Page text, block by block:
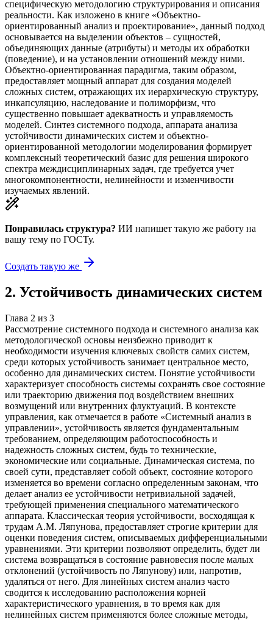
специфическую методологию структурирования и описания
реальности. Как изложено в книге «Объектно-
ориентированный анализ и проектирование», данный подход
основывается на выделении объектов – сущностей,
объединяющих данные (атрибуты) и методы их обработки
(поведение), и на установлении отношений между ними.
Объектно-ориентированная парадигма, таким образом,
предоставляет мощный аппарат для создания моделей
сложных систем, отражающих их иерархическую структуру,
инкапсуляцию, наследование и полиморфизм, что
существенно повышает адекватность и управляемость
моделей. Синтез системного подхода, аппарата анализа
устойчивости динамических систем и объектно-
ориентированной методологии моделирования формирует
комплексный теоретический базис для решения широкого
спектра междисциплинарных задач, где требуется учет
многокомпонентности, нелинейности и изменчивости
изучаемых явлений.
Понравилась структура? ИИ напишет такую же работу на
вашу тему по ГОСТу.
Создать такую же
2. Устойчивость динамических систем
Глава 2 из 3
Рассмотрение системного подхода и системного анализа как
методологической основы неизбежно приводит к
необходимости изучения ключевых свойств самих систем,
среди которых устойчивость занимает центральное место,
особенно для динамических систем. Понятие устойчивости
характеризует способность системы сохранять свое состояние
или траекторию движения под воздействием внешних
возмущений или внутренних флуктуаций. В контексте
управления, как отмечается в работе «Системный анализ в
управлении», устойчивость является фундаментальным
требованием, определяющим работоспособность и
надежность сложных систем, будь то технические,
экономические или социальные. Динамическая система, по
своей сути, представляет собой объект, состояние которого
изменяется во времени согласно определенным законам, что
делает анализ ее устойчивости нетривиальной задачей,
требующей применения специального математического
аппарата. Классическая теория устойчивости, восходящая к
трудам А.М. Ляпунова, предоставляет строгие критерии для
оценки поведения систем, описываемых дифференциальными
уравнениями. Эти критерии позволяют определить, будет ли
система возвращаться в состояние равновесия после малых
отклонений (устойчивость по Ляпунову) или, напротив,
удаляться от него. Для линейных систем анализ часто
сводится к исследованию расположения корней
характеристического уравнения, в то время как для
нелинейных систем применяются более сложные методы,